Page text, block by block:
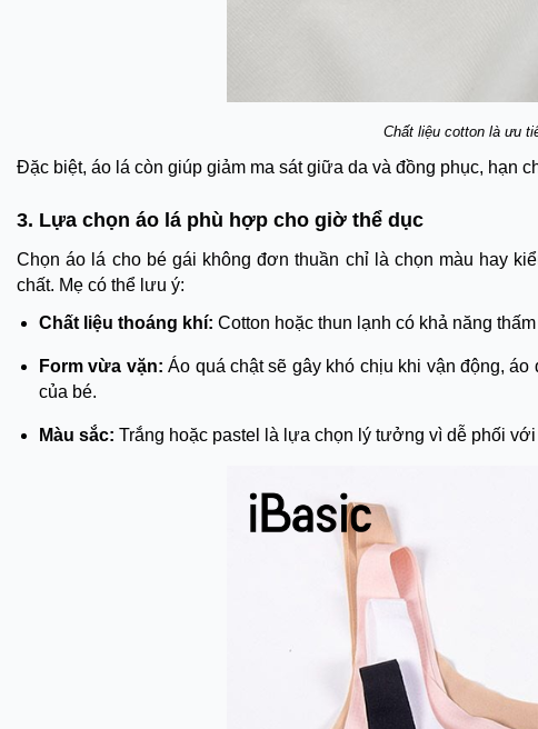
Chất liệu cotton là ưu
Đặc biệt, áo lá còn giúp giảm ma sát giữa da và đồng phục, hạn
3. Lựa chọn áo lá phù hợp cho giờ thể dục
Chọn áo lá cho bé gái không đơn thuần chỉ là chọn màu hay
chất. Mẹ có thể lưu ý:
Chất liệu thoáng khí: Cotton hoặc thun lạnh có khả năng
Form vừa vặn: Áo quá chật sẽ gây khó chịu khi vận động,
của bé.
Màu sắc: Trắng hoặc pastel là lựa chọn lý tưởng vì dễ phối